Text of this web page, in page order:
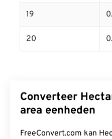
19
20
Converteer
area eenheden
FreeConvert.com kan